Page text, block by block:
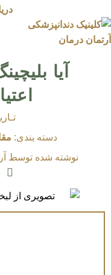
آیا
دسته بندی:
نوشته شده توسط